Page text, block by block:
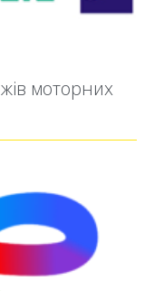
моторних